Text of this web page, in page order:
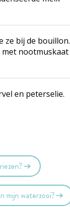
ze bij de bouillon.
met nootmuskaat
en peterselie.
mijn waterzooi?